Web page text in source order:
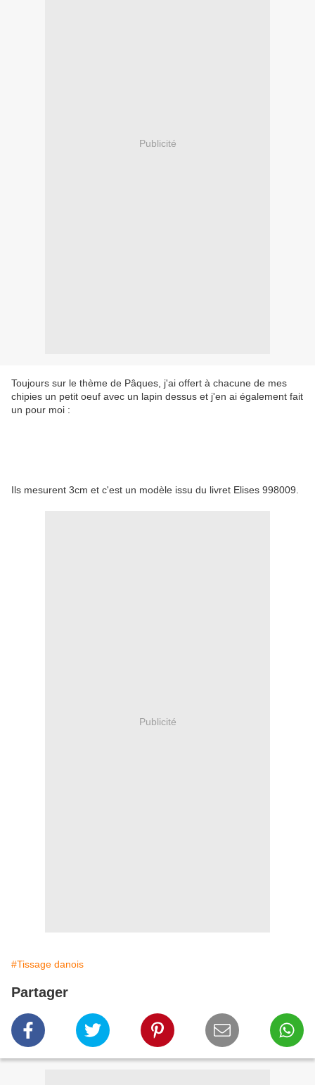
Publicité
Toujours sur le thème de Pâques, j'ai offert à chacune de mes
chipies un petit oeuf avec un lapin dessus et j'en ai également fait
un pour moi :
Ils mesurent 3cm et c'est un modèle issu du livret Elises 998009.
Publicité
#Tissage danois
Partager